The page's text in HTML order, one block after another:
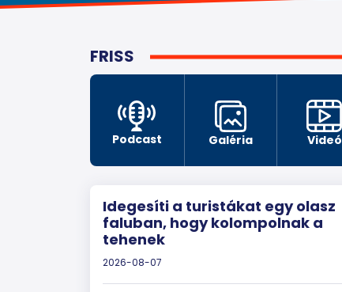
FRISS
Podcast Galéria Videó
Idegesíti a turistákat egy olasz
faluban, hogy kolompolnak a
tehenek
2026-08-07